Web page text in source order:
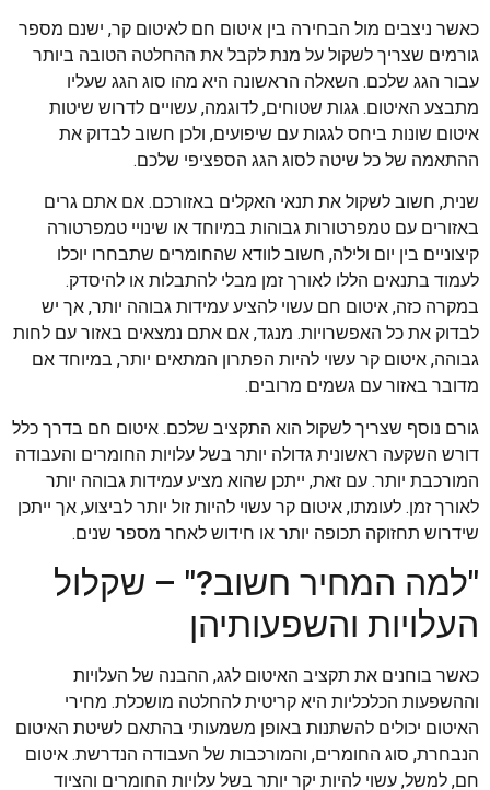
כאשר ניצבים מול הבחירה בין איטום חם לאיטום קר, ישנם מספר
גורמים שצריך לשקול על מנת לקבל את ההחלטה הטובה ביותר
עבור הגג שלכם. השאלה הראשונה היא מהו סוג הגג שעליו
מתבצע האיטום. גגות שטוחים, לדוגמה, עשויים לדרוש שיטות
איטום שונות ביחס לגגות עם שיפועים, ולכן חשוב לבדוק את
ההתאמה של כל שיטה לסוג הגג הספציפי שלכם.
שנית, חשוב לשקול את תנאי האקלים באזורכם. אם אתם גרים
באזורים עם טמפרטורות גבוהות במיוחד או שינויי טמפרטורה
קיצוניים בין יום ולילה, חשוב לוודא שהחומרים שתבחרו יוכלו
לעמוד בתנאים הללו לאורך זמן מבלי להתבלות או להיסדק.
במקרה כזה, איטום חם עשוי להציע עמידות גבוהה יותר, אך יש
לבדוק את כל האפשרויות. מנגד, אם אתם נמצאים באזור עם לחות
גבוהה, איטום קר עשוי להיות הפתרון המתאים יותר, במיוחד אם
מדובר באזור עם גשמים מרובים.
גורם נוסף שצריך לשקול הוא התקציב שלכם. איטום חם בדרך כלל
דורש השקעה ראשונית גדולה יותר בשל עלויות החומרים והעבודה
המורכבת יותר. עם זאת, ייתכן שהוא מציע עמידות גבוהה יותר
לאורך זמן. לעומתו, איטום קר עשוי להיות זול יותר לביצוע, אך ייתכן
שידרוש תחזוקה תכופה יותר או חידוש לאחר מספר שנים.
"למה המחיר חשוב?" – שקלול
העלויות והשפעותיהן
כאשר בוחנים את תקציב האיטום לגג, ההבנה של העלויות
וההשפעות הכלכליות היא קריטית להחלטה מושכלת. מחירי
האיטום יכולים להשתנות באופן משמעותי בהתאם לשיטת האיטום
הנבחרת, סוג החומרים, והמורכבות של העבודה הנדרשת. איטום
חם, למשל, עשוי להיות יקר יותר בשל עלויות החומרים והציוד